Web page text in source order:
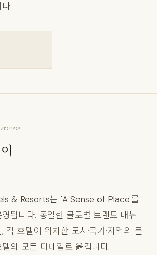
.
& Resorts는 'A Sense of Place'를
됩니다. 동일한 글로벌 브랜드 매뉴
각 호텔이 위치한 도시·국가·지역의 문
의 모든 디테일로 옮깁니다.